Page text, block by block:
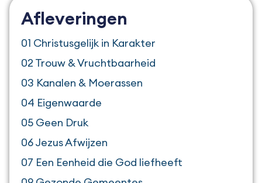
Afleveringen
01 Christusgelijk in Karakter
02 Trouw & Vruchtbaarheid
03 Kanalen & Moerassen
04 Eigenwaarde
05 Geen Druk
06 Jezus Afwijzen
07 Een Eenheid die God liefheeft